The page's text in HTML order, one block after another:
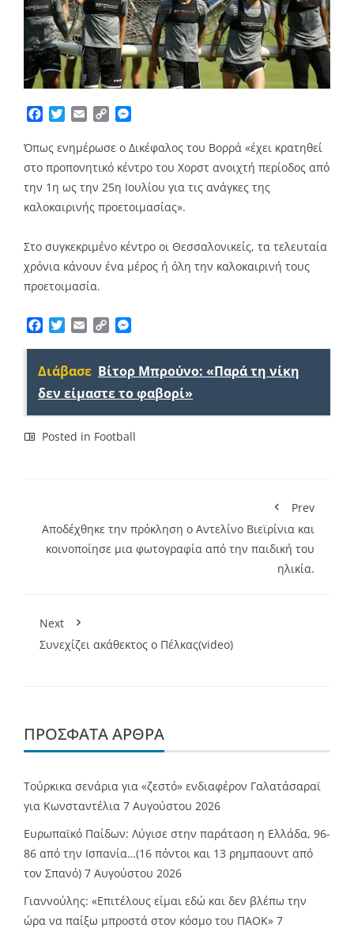
Facebook
TwitterEmailCopy
Όπως ενημέρωσε ο Δικέφαλος του Βορρά «έχει κρατηθεί
στο προπονητικό κέντρο του Χορστ ανοιχτή περίοδος από
την 1η ως την 25η Ιουλίου για τις ανάγκες της
καλοκαιρινής προετοιμασίας».
Στο συγκεκριμένο κέντρο οι Θεσσαλονικείς, τα τελευταία
χρόνια κάνουν ένα μέρος ή όλη την καλοκαιρινή τους
προετοιμασία.
Facebook
TwitterEmailCopy
Διάβασε Βίτορ Μπρούνο: «Παρά τη νίκη
δεν είμαστε το φαβορί»
Posted in Football
Prev
Αποδέχθηκε την πρόκληση ο Αντελίνο Βιεϊρίνια και
κοινοποίησε μια φωτογραφία από την παιδική του
ηλικία.
Next
Συνεχίζει ακάθεκτος ο Πέλκας(video)
ΠΡΌΣΦΑΤΑ ΆΡΘΡΑ
Τούρκικα σενάρια για «ζεστό» ενδιαφέρον Γαλατάσαραϊ
για Κωνσταντέλια 7 Αυγούστου 2026
Ευρωπαϊκό Παίδων: Λύγισε στην παράταση η Ελλάδα, 96-
86 από την Ισπανία…(16 πόντοι και 13 ρημπαουντ από
τον Σπανό) 7 Αυγούστου 2026
Γιαννούλης: «Επιτέλους είμαι εδώ και δεν βλέπω την
ώρα να παίξω μπροστά στον κόσμο του ΠΑΟΚ» 7